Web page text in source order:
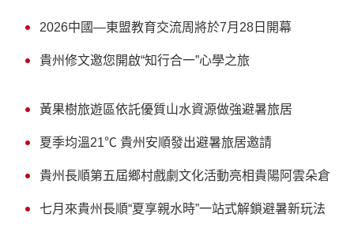
2026中國—東盟教育交流周將於7月28日開幕
貴州修文邀您開啟“知行合一”心學之旅
黃果樹旅遊區依託優質山水資源做強避暑旅居
夏季均溫21℃ 貴州安順發出避暑旅居邀請
貴州長順第五屆鄉村戲劇文化活動亮相貴陽阿雲朵倉
七月來貴州長順“夏享親水時”一站式解鎖避暑新玩法